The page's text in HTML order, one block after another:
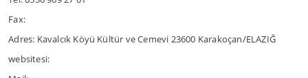
Fax:
Adres: Kavalcık Köyü Kültür ve Cemevi 23600 Karakoçan/ELAZIĞ
websitesi: